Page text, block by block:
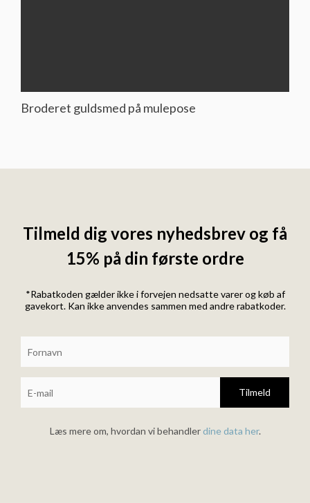
Broderet guldsmed på mulepose
Tilmeld dig vores nyhedsbrev og få
15% på din første ordre
*Rabatkoden gælder ikke i forvejen nedsatte varer og køb af
gavekort. Kan ikke anvendes sammen med andre rabatkoder.
Tilmeld
Læs mere om, hvordan vi behandlerdine data her.